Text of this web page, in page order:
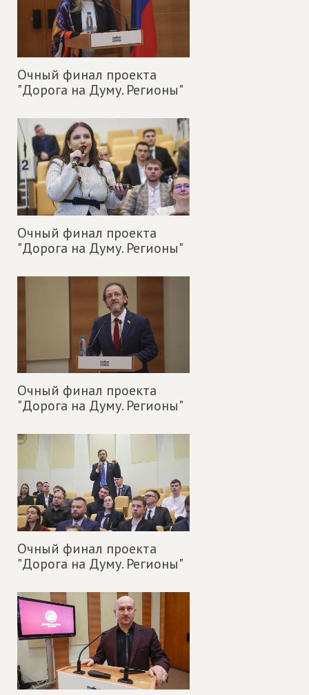
Очный финал проекта
"Дорога на Думу. Регионы"
Очный финал проекта
"Дорога на Думу. Регионы"
Очный финал проекта
"Дорога на Думу. Регионы"
Очный финал проекта
"Дорога на Думу. Регионы"